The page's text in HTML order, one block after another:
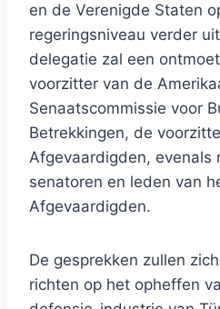
en de Verenigde Staten
regeringsniveau verder
delegatie zal een
voorzitter van de
Senaatscommissie voor
Betrekkingen, de
Afgevaardigden, evenals
senatoren en leden van
Afgevaardigden.
De gesprekken zullen
richten op het opheffen